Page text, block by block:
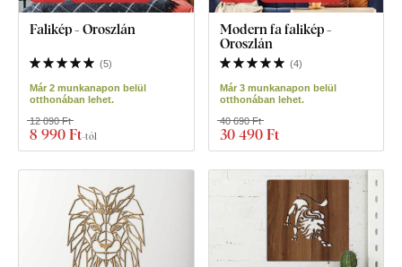
Falikép - Oroszlán
(5)
Már 2 munkanapon belül
otthonában lehet.
8 990 Ft-tól
12 090 Ft
Modern fa falikép -
Oroszlán
(4)
Már 3 munkanapon belül
otthonában lehet.
30 490 Ft
40 690 Ft